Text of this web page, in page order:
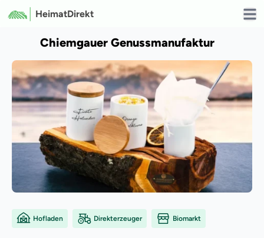
HeimatDirekt
Chiemgauer Genussmanufaktur
Hofladen Direkterzeuger Biomarkt